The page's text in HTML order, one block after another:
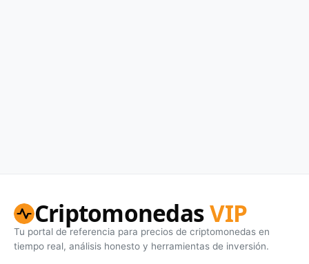
CriptomonedasVIP
Tu portal de referencia para precios de criptomonedas en
tiempo real, análisis honesto y herramientas de inversión.